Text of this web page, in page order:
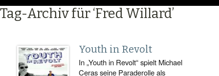
Tag-Archiv für ‘Fred Willard’
Youth in Revolt
In „Youth in Revolt“ spielt Michael
Ceras seine Paraderolle als